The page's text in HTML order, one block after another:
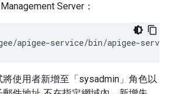
Server：
apigee-service/bin/apigee-
使用者新增至「sysadmin」角色以